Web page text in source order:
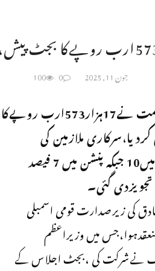
جون 11, 2025 0
100
وفاقی حکومت نے17ہزار573ارب روپےکا
ملازمین کی
تنخواہوں میں10 جبکہ پنشن میں 7 فیصد
گئی۔
کی زیرصدارت قومی اسمبلی
میں وزیراعظم
نےشرکت کی ،بجٹ اجلاس کے